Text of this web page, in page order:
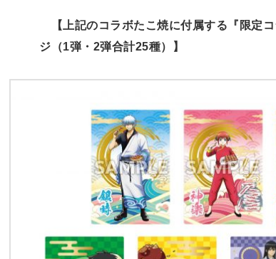
【上記のコラボたこ焼に付属する『限定
ジ（1弾・2弾合計25種）】